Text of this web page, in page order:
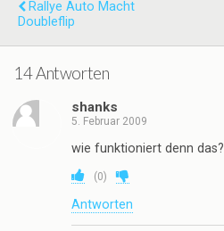
Rallye Auto Macht
Doubleflip
14 Antworten
shanks
5. Februar 2009
wie funktioniert denn das?
(0)
Antworten